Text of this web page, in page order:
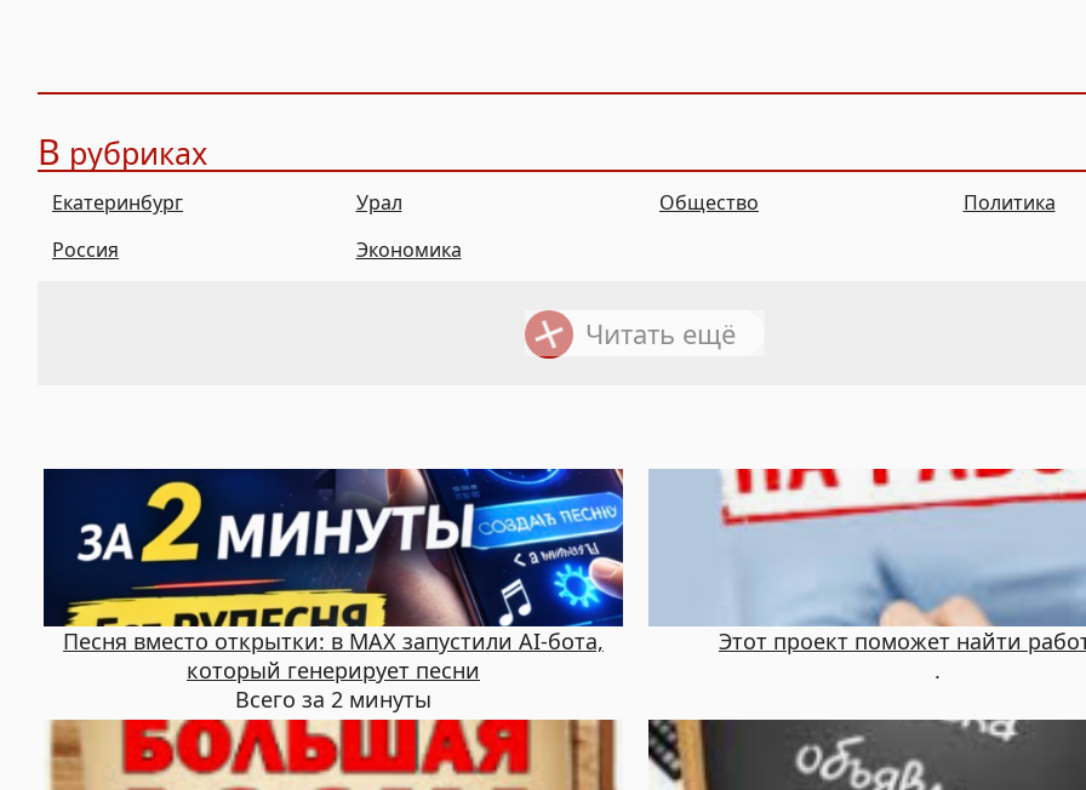
В рубриках
Екатеринбург Урал Общество
Политика
Россия
Экономика
Читать ещё
Песня вместо открытки: в MAX запустили AI-бота,
который генерирует песни
Всего за 2 минуты
Этот проект поможет найти
.